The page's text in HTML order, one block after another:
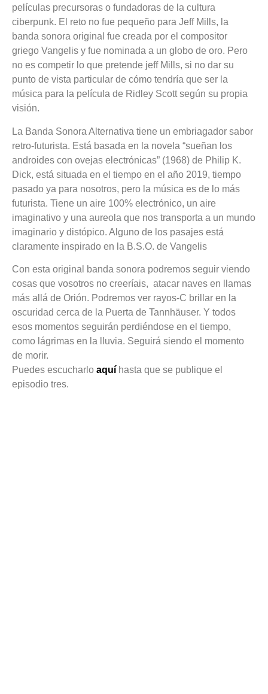
películas precursoras o fundadoras de la cultura
ciberpunk. El reto no fue pequeño para Jeff Mills, la
banda sonora original fue creada por el compositor
griego Vangelis y fue nominada a un globo de oro. Pero
no es competir lo que pretende jeff Mills, si no dar su
punto de vista particular de cómo tendría que ser la
música para la película de Ridley Scott según su propia
visión.
La Banda Sonora Alternativa tiene un embriagador sabor
retro-futurista. Está basada en la novela “sueñan los
androides con ovejas electrónicas” (1968) de Philip K.
Dick, está situada en el tiempo en el año 2019, tiempo
pasado ya para nosotros, pero la música es de lo más
futurista. Tiene un aire 100% electrónico, un aire
imaginativo y una aureola que nos transporta a un mundo
imaginario y distópico. Alguno de los pasajes está
claramente inspirado en la B.S.O. de Vangelis
Con esta original banda sonora podremos seguir viendo
cosas que vosotros no creeríais, atacar naves en llamas
más allá de Orión. Podremos ver rayos-C brillar en la
oscuridad cerca de la Puerta de Tannhäuser. Y todos
esos momentos seguirán perdiéndose en el tiempo,
como lágrimas en la lluvia. Seguirá siendo el momento
de morir.
Puedes escucharlo aquí hasta que se publique el
episodio tres.